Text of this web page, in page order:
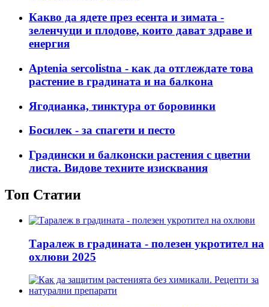
Какво да ядете през есента и зимата -
зеленчуци и плодове, които дават здраве и
енергия
Aptenia sercolistna - как да отглеждате това
растение в градината и на балкона
Ягодианка, тинктура от боровинки
Босилек - за спагети и песто
Градински и балконски растения с цветни
листа. Видове техните изисквания
Топ Статии
Таралеж в градината - полезен укротител на
охлюви 2025